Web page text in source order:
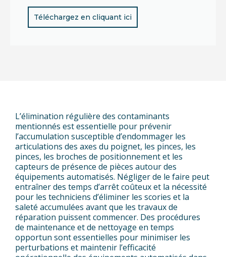
Téléchargez en cliquant ici
L’élimination régulière des contaminants
mentionnés est essentielle pour prévenir
l’accumulation susceptible d’endommager les
articulations des axes du poignet, les pinces, les
pinces, les broches de positionnement et les
capteurs de présence de pièces autour des
équipements automatisés. Négliger de le faire peut
entraîner des temps d’arrêt coûteux et la nécessité
pour les techniciens d’éliminer les scories et la
saleté accumulées avant que les travaux de
réparation puissent commencer. Des procédures
de maintenance et de nettoyage en temps
opportun sont essentielles pour minimiser les
perturbations et maintenir l’efficacité